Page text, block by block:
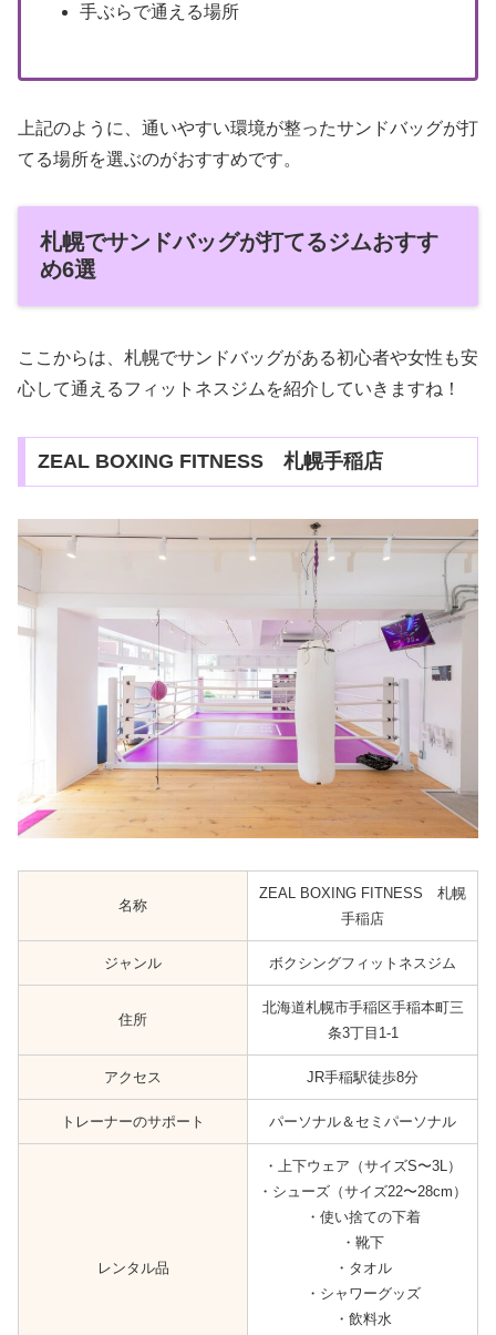
手ぶらで通える場所
上記のように、通いやすい環境が整ったサンドバッグが打
てる場所を選ぶのがおすすめです。
札幌でサンドバッグが打てるジムおすす
め6選
ここからは、札幌でサンドバッグがある初心者や女性も安
心して通えるフィットネスジムを紹介していきますね！
ZEAL BOXING FITNESS 札幌手稲店
名称
ZEAL BOXING FITNESS 札幌
手稲店
ジャンル ボクシングフィットネスジム
住所
北海道札幌市手稲区手稲本町三
条3丁目1-1
アクセス JR手稲駅徒歩8分
トレーナーのサポート パーソナル＆セミパーソナル
レンタル品
・上下ウェア（サイズS〜3L）
・シューズ（サイズ22〜28cm）
・使い捨ての下着
・靴下
・タオル
・シャワーグッズ
・飲料水